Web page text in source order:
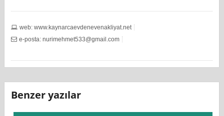
web: www.kaynarcaevdenevenakliyat.net
e-posta:nurimehmet533@gmail.com
Benzer yazılar